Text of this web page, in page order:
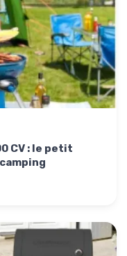
CV : le petit